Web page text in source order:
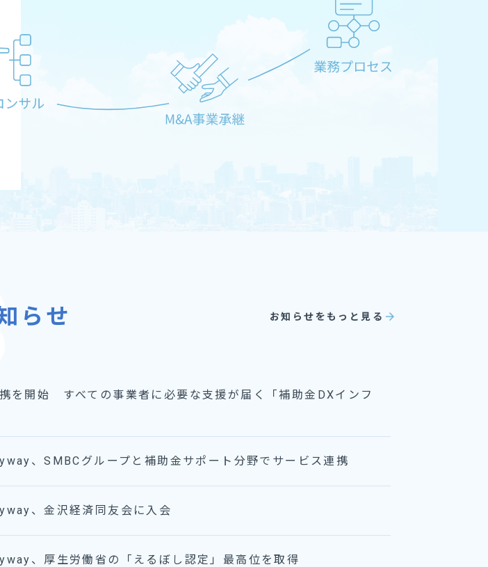
らせ お知らせをもっと見る arrow_forward
を開始 すべての事業者に必要な支援が届く「補助金DXインフ
、SMBCグループと補助金サポート分野でサービス連携
、金沢経済同友会に入会
、厚生労働省の「えるぼし認定」最高位を取得